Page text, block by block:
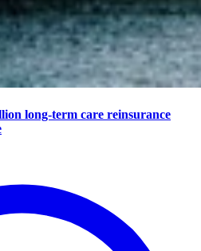
long-term care reinsurance